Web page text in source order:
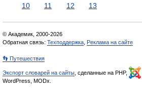
10
11 12 13
© Академик, 2000-2026
Обратная связь: Техподдержка Реклама на сайте
👣 Путешествия
Экспорт словарей на сайты , сделанные на PHP,
WordPress, MODx.